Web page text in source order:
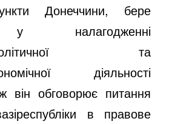
Донеччини, бере
налагодженні
та
діяльності
він обговорює питання
в правове